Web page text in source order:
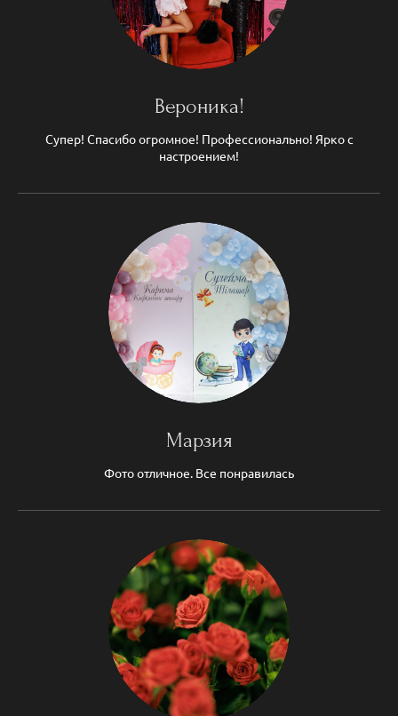
Вероника!
Супер! Спасибо огромное! Профессионально! Ярко с
настроением!
Марзия
Фото отличное. Все понравилась